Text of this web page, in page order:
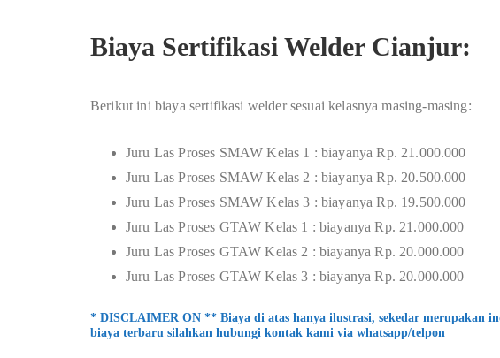
Biaya Sertifikasi Welder Cianjur:
Berikut ini biaya sertifikasi welder sesuai kelasnya masing-masing:
Juru Las Proses SMAW Kelas 1 : biayanya Rp. 21.000.000
Juru Las Proses SMAW Kelas 2 : biayanya Rp. 20.500.000
Juru Las Proses SMAW Kelas 3 : biayanya Rp. 19.500.000
Juru Las Proses GTAW Kelas 1 : biayanya Rp. 21.000.000
Juru Las Proses GTAW Kelas 2 : biayanya Rp. 20.000.000
Juru Las Proses GTAW Kelas 3 : biayanya Rp. 20.000.000
* DISCLAIMER ON ** Biaya di atas hanya ilustrasi, sekedar merupakan
biaya terbaru silahkan hubungi kontak kami via whatsapp/telpon